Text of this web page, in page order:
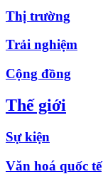
Thị trường
Trải nghiệm
Cộng đồng
Thế giới
Sự kiện
Văn hoá quốc tế